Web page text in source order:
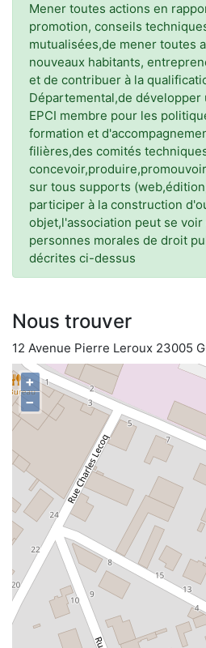
Mener toutes actions en
promotion, conseils
mutualisées,de mener toutes
nouveaux habitants,
et de contribuer à la
Départemental,de
EPCI membre pour les
formation et
filières,des comités
sur tous supports
participer à la construction
objet,l'association peut se
personnes morales de droit
décrites ci-dessus
Nous trouver
12 Avenue Pierre Leroux 23005
+
−